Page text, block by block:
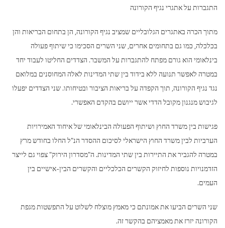
התגברות על אתגרי נגיף הקורונה
מתוך הכרה באתגרים הגלובליים שמציב נגיף הקורונה, הן בתחום הבריאות והן
בכלכלה, כמו גם בתחומים אחרים, שני השרים הסכימו כי שיתוף פעולה
בינלאומי הוא גורם מפתח להתגברות על המשבר. הצדדים החליטו לעבוד יחד
במטרה לאפשר תנועה ללא בידוד בין שתי המדינות לאלה המחוסנים במלואם
נגד נגיף הקורונה, תוך הקפדה על בריאות הציבור ובטיחותו. שני הצדדים יפעלו
לגיבוש מנגנון מקובל הדדי אשר ייושם בהקדם האפשרי.
פגישות בין משרד החוץ ושיתוף הפעולה הבינלאומי של איחוד האמירויות
הערביות לבין משרד החוץ הישראלי לסיכום ההסדר הנ"ל החלו בחודש מרץ
במטרה להגביר את התיירות בין שתי המדינות. ה"מסדרון הירוק" צפוי גם לייצר
הזדמנויות נוספות לחיזוק הקשרים הכלכליים והקשרים הבין-אישיים בין
העמים.
שני השרים הביעו את אמונתם כי מאמץ מוצלח לשלוט על התפשטות מגפת
הקורונה יזרז את מאמציהם בהקשר זה.